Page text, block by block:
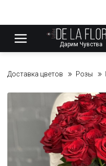
Дарим Чувства
Доставка цветов Розы